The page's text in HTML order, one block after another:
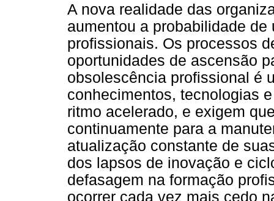
A nova realidade das
aumentou a probabilidade
profissionais. Os processos
oportunidades de ascensão
obsolescência profissional é
conhecimentos, tecnologias
ritmo acelerado, e exigem
continuamente para a
atualização constante de
dos lapsos de inovação e
defasagem na formação
ocorrer cada vez mais cedo